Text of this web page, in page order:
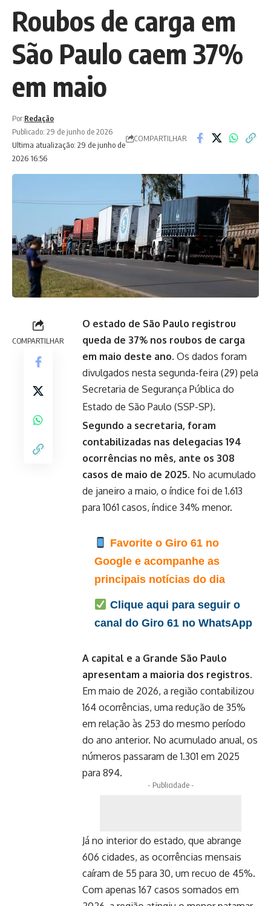
Roubos de carga em
São Paulo caem 37%
em maio
Ultima atualização: 29 de junho de
2026 16:56
Por:Redação
Publicado: 29 de junho de 2026
COMPARTILHAR
COMPARTILHAR
O estado de São Paulo registrou
queda de 37% nos roubos de carga
em maio deste ano. Os dados foram
divulgados nesta segunda-feira (29) pela
Secretaria de Segurança Pública do
Estado de São Paulo (SSP-SP).
Segundo a secretaria, foram
contabilizadas nas delegacias 194
ocorrências no mês, ante os 308
casos de maio de 2025. No acumulado
de janeiro a maio, o índice foi de 1.613
para 1061 casos, índice 34% menor.
Favorite o Giro 61 no
Google e acompanhe as
principais notícias do dia
Clique aqui para seguir o
canal do Giro 61 no WhatsApp
A capital e a Grande São Paulo
apresentam a maioria dos registros.
Em maio de 2026, a região contabilizou
164 ocorrências, uma redução de 35%
em relação às 253 do mesmo período
do ano anterior. No acumulado anual, os
números passaram de 1.301 em 2025
para 894.
- Publicidade -
Já no interior do estado, que abrange
606 cidades, as ocorrências mensais
caíram de 55 para 30, um recuo de 45%.
Com apenas 167 casos somados em